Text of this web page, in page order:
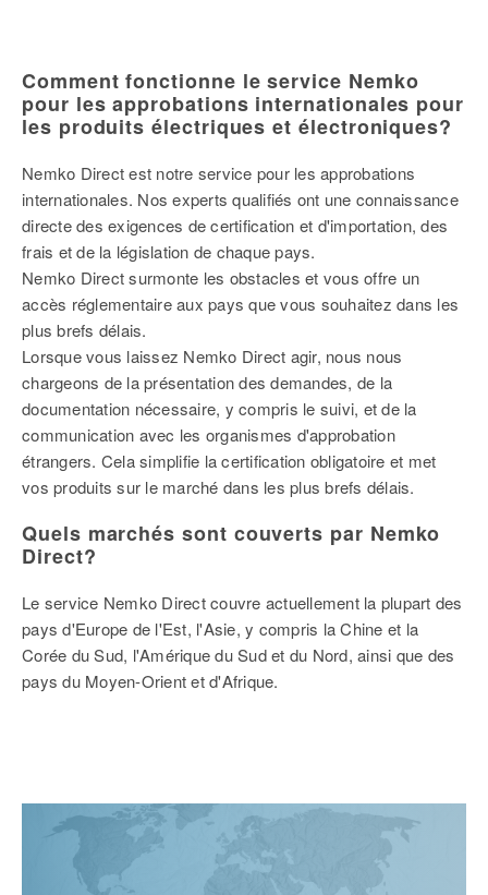
Comment fonctionne le service Nemko
pour les approbations internationales pour
les produits électriques et électroniques?
Nemko Direct est notre service pour les approbations
internationales. Nos experts qualifiés ont une connaissance
directe des exigences de certification et d'importation, des
frais et de la législation de chaque pays.
Nemko Direct surmonte les obstacles et vous offre un
accès réglementaire aux pays que vous souhaitez dans les
plus brefs délais.
Lorsque vous laissez Nemko Direct agir, nous nous
chargeons de la présentation des demandes, de la
documentation nécessaire, y compris le suivi, et de la
communication avec les organismes d'approbation
étrangers. Cela simplifie la certification obligatoire et met
vos produits sur le marché dans les plus brefs délais.
Quels marchés sont couverts par Nemko
Direct?
Le service Nemko Direct couvre actuellement la plupart des
pays d'Europe de l'Est, l'Asie, y compris la Chine et la
Corée du Sud, l'Amérique du Sud et du Nord, ainsi que des
pays du Moyen-Orient et d'Afrique.